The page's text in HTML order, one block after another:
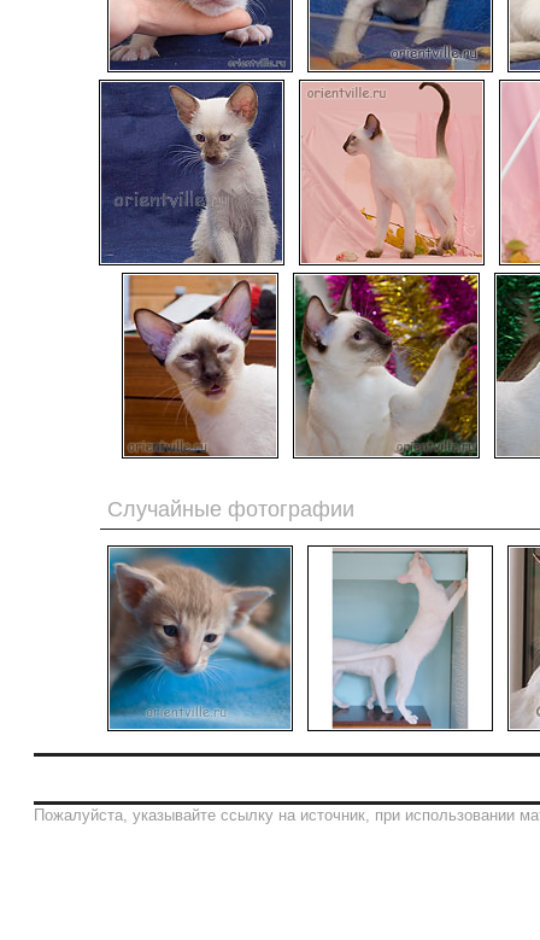
Случайные фотографии
Пожалуйста, указывайте ссылку на источник, при использовании